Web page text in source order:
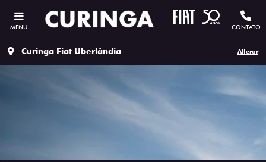
MENU CONTATO
Curinga Fiat Uberlândia Alterar